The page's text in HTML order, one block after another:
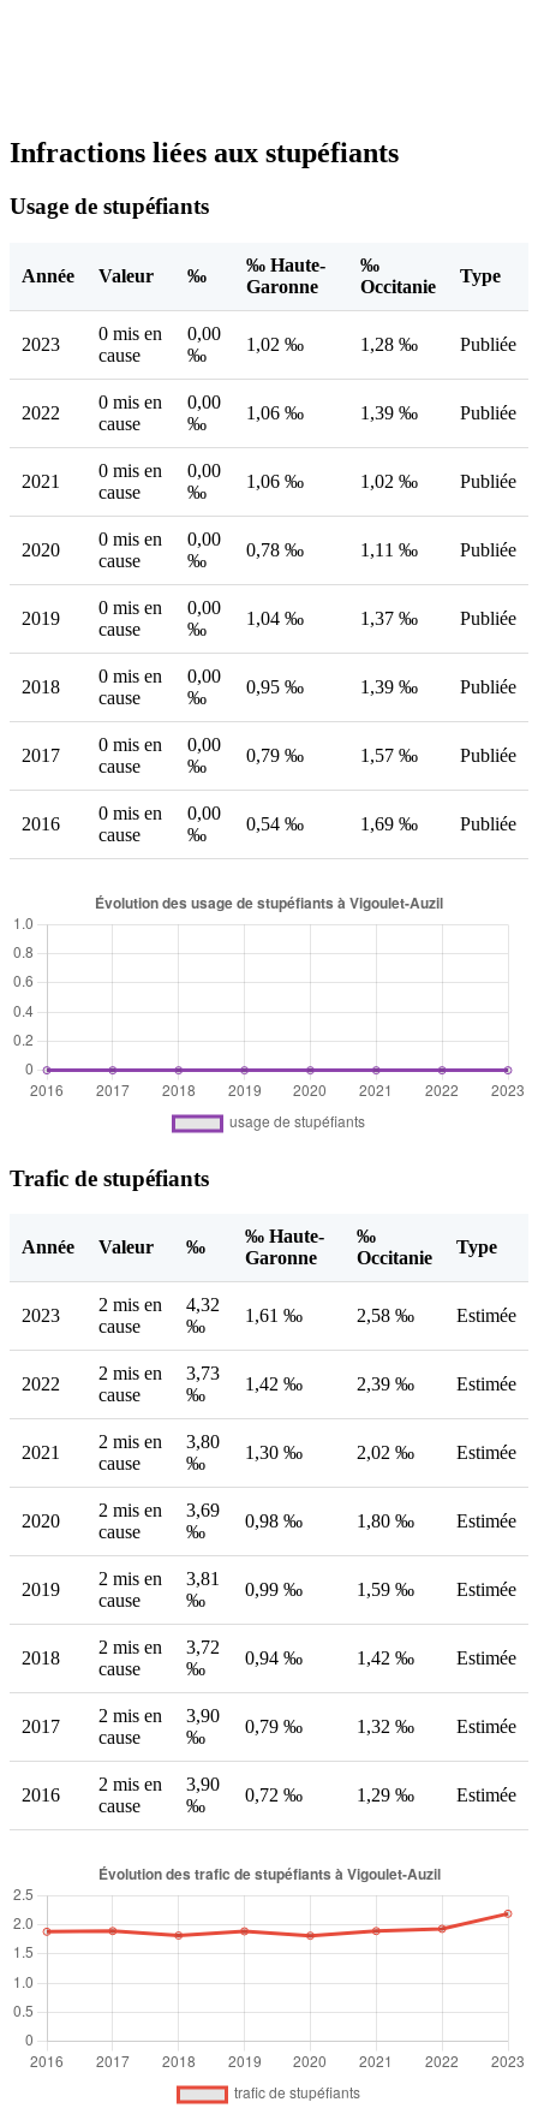
Infractions liées aux stupéfiants
Usage de stupéfiants
Année Valeur ‰
‰ Haute-
Garonne
‰
Occitanie
Type
2023
0 mis en
cause
0,00
‰
1,02 ‰ 1,28 ‰ Publiée
2022
0 mis en
cause
0,00
‰
1,06 ‰ 1,39 ‰ Publiée
2021
0 mis en
cause
0,00
‰
1,06 ‰ 1,02 ‰ Publiée
2020
0 mis en
cause
0,00
‰
0,78 ‰ 1,11 ‰ Publiée
2019
0 mis en
cause
0,00
‰
1,04 ‰ 1,37 ‰ Publiée
2018
0 mis en
cause
0,00
‰
0,95 ‰ 1,39 ‰ Publiée
2017
0 mis en
cause
0,00
‰
0,79 ‰ 1,57 ‰ Publiée
2016
0 mis en
cause
0,00
‰
0,54 ‰ 1,69 ‰ Publiée
Trafic de stupéfiants
Année Valeur ‰
‰ Haute-
Garonne
‰
Occitanie
Type
2023
2 mis en
cause
4,32
‰
1,61 ‰ 2,58 ‰ Estimée
2022
2 mis en
cause
3,73
‰
1,42 ‰ 2,39 ‰ Estimée
2021
2 mis en
cause
3,80
‰
1,30 ‰ 2,02 ‰ Estimée
2020
2 mis en
cause
3,69
‰
0,98 ‰ 1,80 ‰ Estimée
2019
2 mis en
cause
3,81
‰
0,99 ‰ 1,59 ‰ Estimée
2018
2 mis en
cause
3,72
‰
0,94 ‰ 1,42 ‰ Estimée
2017
2 mis en
cause
3,90
‰
0,79 ‰ 1,32 ‰ Estimée
2016
2 mis en
cause
3,90
‰
0,72 ‰ 1,29 ‰ Estimée